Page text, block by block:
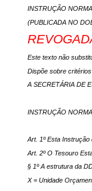
INSTRUÇÃO
(PUBLICADA NO
Este texto não
Dispõe sobre
A SECRETÁRIA DE
INSTRUÇÃO
Art. 1º Esta
Art. 2º O Tesouro
§ 1º A estrutura da
X = Unidade